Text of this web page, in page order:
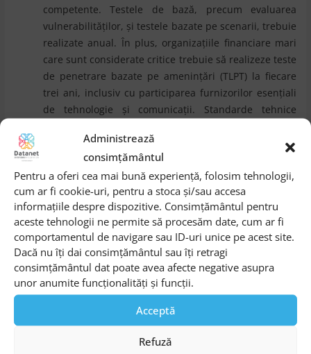
Administrează
consimțământul
Pentru a oferi cea mai bună experiență, folosim tehnologii,
cum ar fi cookie-uri, pentru a stoca și/sau accesa
informațiile despre dispozitive. Consimțământul pentru
aceste tehnologii ne permite să procesăm date, cum ar fi
comportamentul de navigare sau ID-uri unice pe acest site.
Dacă nu îți dai consimțământul sau îți retragi
consimțământul dat poate avea afecte negative asupra
unor anumite funcționalități și funcții.
Acceptă
Refuză
competente. Testele de bază, precum evaluarea
vulnerabilităților, și testele bazate pe scenarii, trebuie
realizate anual. În plus, organizațiile financiare mari
care sunt considerate critice trebuie să realizeze teste
de penetrare bazate pe amenințări (TLPT) la fiecare
trei ani, inclusiv cu participarea furnizorilor esențiali
de tehnologie și comunicații. Standarde tehnice
așteaptă să fie conforme cu cadrul TIBER-UE pentru
red-teaming etc.
Administrarea riscurilor legate de furnizorii terți.
Aplicabilitatea DORA se extinde asupra furnizorilor
ITC care deservesc entitățile financiare. Organizațiile
sunt obligate să negocieze contracte care includ
audituri și obiective de performanță pentru
accesibilitate și securitate. Contractele cu furnizori
care nu respectă aceste cerințe nu sunt permise, iar
autoritățile vor avea autoritatea de a suspenda sau
rezilia astfel de acorduri. Comisia Europeană ia în
considerare adoptarea unor clauze contractuale
standardizate. În plus, entitățile financiare trebuie să